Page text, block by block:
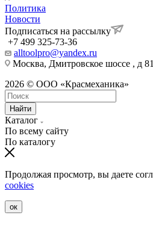
Политика
Новости
Подписаться на рассылку
+7 499 325-73-36
alltoolpro@yandex.ru
Москва, Дмитровское шоссе , д 81
2026 © ООО «Красмеханика»
Найти
Каталог
По всему сайту
По каталогу
Продолжая просмотр, вы даете
cookies
ок